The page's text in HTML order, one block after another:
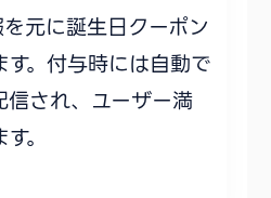
元に誕生日クーポン
。付与時には自動で
信され、ユーザー満
。